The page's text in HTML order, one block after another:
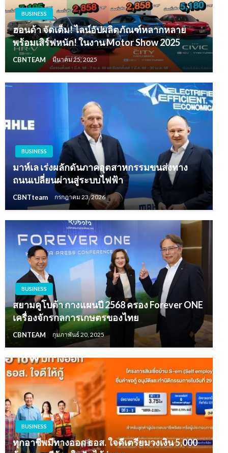
BUSINESS
ฮอนด้า จัดเต็ม! ไลน์อัปผลิตภัณฑ์หลากหลาย
พร้อมเสิร์ฟหนัก! ในงาน Motor Show 2025
CBNTEAM มีนาคม 25, 2025
BUSINESS
มาห์เล เร่งผลักดันภาคอุตสาหกรรมขนส่งทาง
ถนนเปลี่ยนผ่านสู่ระบบไฟฟ้า
CBNTteam กรกฎาคม 23, 2026
BUSINESS
สยามคูโบต้า กางแผนปี 2568 ครอง Forever ONE
เครื่องจักรกลการเกษตรของไทย
CBNTEAM กุมภาพันธ์ 20, 2025
BUSINESS
ทุกอาชีพมีทางออก ธอส. ใจดีเตรียมวงเงิน 5,000